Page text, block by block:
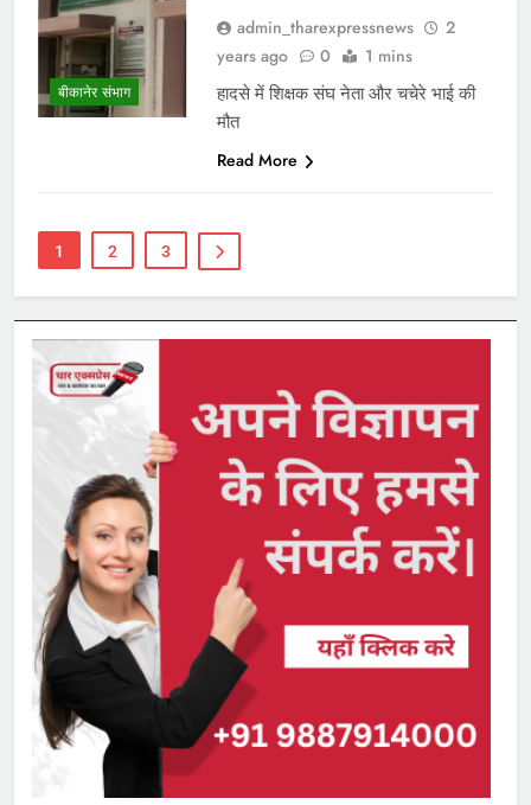
बीकानेर संभाग
admin_tharexpressnews
2
years ago
0 1 mins
हादसे में शिक्षक संघ नेता और चचेरे भाई की
मौत
Read More
1 2 3